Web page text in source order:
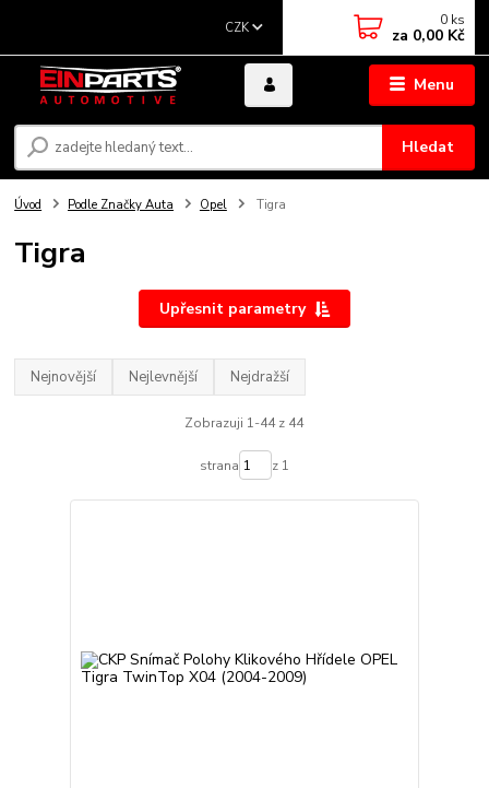
Menu
CZK
Hledat
0 ks
za 0,00 Kč
Úvod Podle Značky Auta Opel Tigra
Tigra
Upřesnit parametry
Nejnovější Nejlevnější Nejdražší
Zobrazuji 1-44 z 44
strana z 1